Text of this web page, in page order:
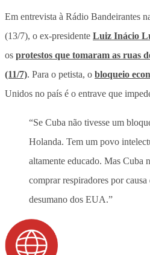
Em entrevista à Rádio Bandeirantes
(13/7), o ex-presidente Luiz Inácio
os protestos que tomaram as ruas
(11/7). Para o petista, o bloqueio
Unidos no país é o entrave que
“Se Cuba não tivesse um
Holanda. Tem um povo
altamente educado. Mas Cuba
comprar respiradores por
desumano dos EUA.”